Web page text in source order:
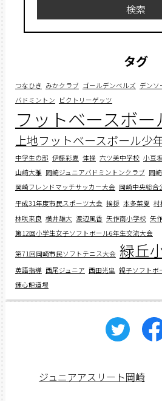
検索
タグ
つなひき みかクラブ ゴールデンベルズ デンソ
バドミントン ビクトリーゲッツ
フットベースボー
上地フットベースボール少
中学生の部 伊藤彩夏 体操 六ツ美中学校 小豆
山﨑大雅 岡崎ジュニアバドミントンクラブ 岡
岡崎フレンドマッチサッカー大会 岡崎中央総合
平成31年度市民スポーツ大会 挨拶 本多菜夏 村
林咲来良 横井雄大 渡辺風香 矢作南小学校 矢
第12回小学生女子ソフトボール6年生交流大会
第71回岡崎市民ソフトテニス大会 緑丘
英語指導 西尾ジュニア 西田光里 親子ソフトボ
錬心館道場
ジュニアアスリート岡崎